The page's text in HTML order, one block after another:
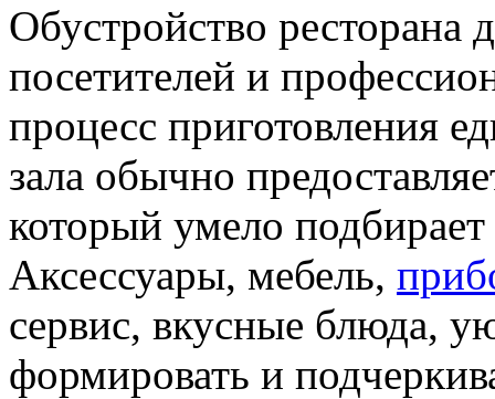
Обустройство ресторана
посетителей и
процесс приготовления
зала обычно
который умело
Аксессуары, мебель,
сервис, вкусные блюда,
формировать и